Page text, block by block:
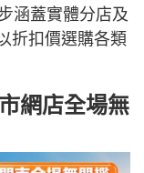
涵蓋實體分店及
折扣價選購各類
網店全場無